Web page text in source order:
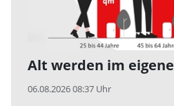
Alt werden im
06.08.2026 08:37 Uhr